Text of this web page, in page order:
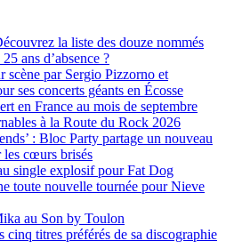
la liste des douze nommés
ans d’absence ?
par Sergio Pizzorno et
ses concerts géants en Écosse
en France au mois de septembre
à la Route du Rock 2026
: Bloc Party partage un nouveau
les cœurs brisés
single explosif pour Fat Dog
toute nouvelle tournée pour Nieve
au Son by Toulon
titres préférés de sa discographie